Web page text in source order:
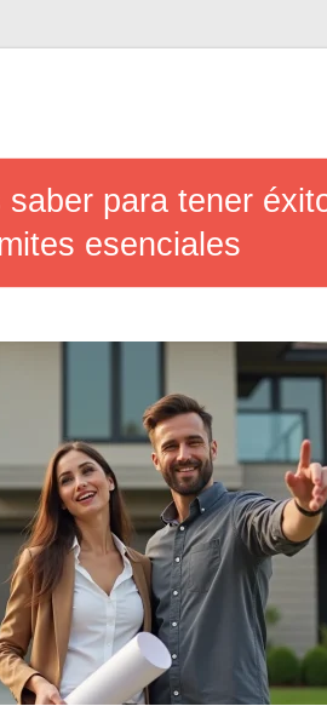
para tener
esenciales